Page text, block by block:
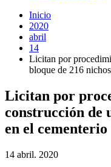
Inicio
2020
abril
14
Licitan por
bloque de 216
Licitan por
construcción de
en el cementerio
14 abril. 2020